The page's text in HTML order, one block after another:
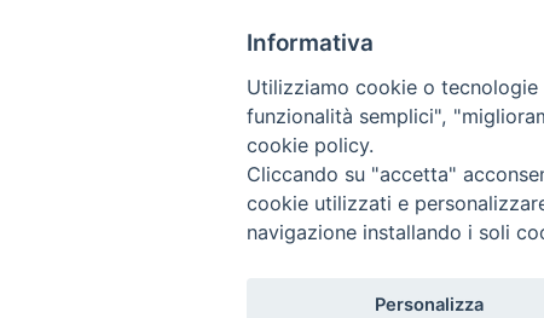
FacebookLinkedIn
Pinterest
Email
Piazza Duomo 48 -
Tel. 0574-39259 - fax
curia@diocesiprato.it
Informativa
Utilizziamo cookie o
funzionalità semplici",
cookie policy.
Cliccando su "accetta"
cookie utilizzati e
navigazione installando i soli
Personalizza